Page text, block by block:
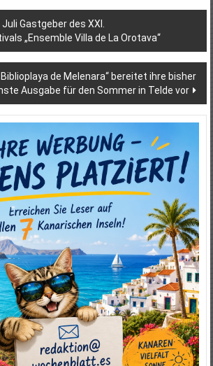
Gastgeber des XXI.
„Ensemble Villa de La Orotava“
de Melenara“ bereitet ihre bisher
Ausgabe für den Sommer in Telde vor